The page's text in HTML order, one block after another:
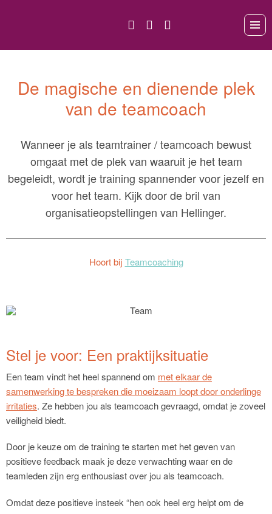
De magische en dienende plek
van de teamcoach
Wanneer je als teamtrainer / teamcoach bewust
omgaat met de plek van waaruit je het team
begeleidt, wordt je training spannender voor jezelf en
voor het team. Kijk door de bril van
organisatieopstellingen van Hellinger.
Hoort bij Teamcoaching
Stel je voor: Een praktijksituatie
Een team vindt het heel spannend om met elkaar de
samenwerking te bespreken die moeizaam loopt door onderlinge
irritaties. Ze hebben jou als teamcoach gevraagd, omdat je zoveel
veiligheid biedt.
Door je keuze om de training te starten met het geven van
positieve feedback maak je deze verwachting waar en de
teamleden zijn erg enthousiast over jou als teamcoach.
Omdat deze positieve insteek “hen ook heel erg helpt om de